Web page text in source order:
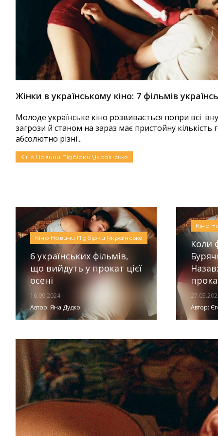
Кіно Новини Підбірки Українське
Жінки в українському кіно: 7 фільмів
Молоде українське кіно розвивається попри всі
загрози й станом на зараз має пристойну кількість
абсолютно різні...
Кіно Новини Підбірки Українське
6 українських фільмів,
що вийдуть у прокат цієї
осені
16.09.2024
Автор: Яна Дудко
Кіно
Коли
Автор: